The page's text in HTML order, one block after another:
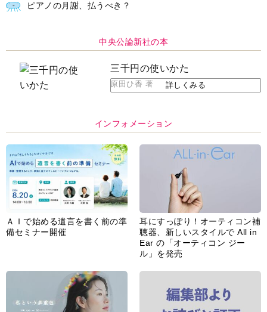
ピアノの月謝、払うべき？
中央公論新社の本
三千円の使いかた
原田ひ香 著 詳しくみる
インフォメーション
ＡＩで始める遺言を書く前の準
備セミナー開催
耳にすっぽり！オーティコン補
聴器、新しいスタイルで All in
Ear の「オーティコン ジー
ル」を発売